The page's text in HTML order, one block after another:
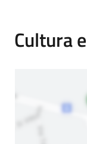
Cultura